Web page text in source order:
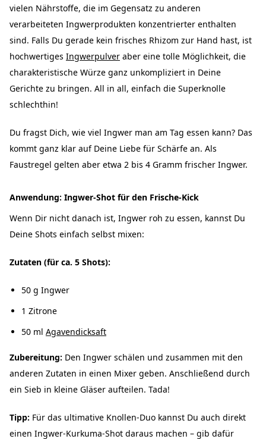
vielen Nährstoffe, die im Gegensatz zu anderen
verarbeiteten Ingwerprodukten konzentrierter enthalten
sind. Falls Du gerade kein frisches Rhizom zur Hand hast, ist
hochwertiges Ingwerpulver aber eine tolle Möglichkeit, die
charakteristische Würze ganz unkompliziert in Deine
Gerichte zu bringen. All in all, einfach die Superknolle
schlechthin!
Du fragst Dich, wie viel Ingwer man am Tag essen kann? Das
kommt ganz klar auf Deine Liebe für Schärfe an. Als
Faustregel gelten aber etwa 2 bis 4 Gramm frischer Ingwer.
Anwendung: Ingwer-Shot für den Frische-Kick
Wenn Dir nicht danach ist, Ingwer roh zu essen, kannst Du
Deine Shots einfach selbst mixen:
Zutaten (für ca. 5 Shots):
50 g Ingwer
1 Zitrone
50 ml Agavendicksaft
Zubereitung: Den Ingwer schälen und zusammen mit den
anderen Zutaten in einen Mixer geben. Anschließend durch
ein Sieb in kleine Gläser aufteilen. Tada!
Tipp: Für das ultimative Knollen-Duo kannst Du auch direkt
einen Ingwer-Kurkuma-Shot daraus machen – gib dafür